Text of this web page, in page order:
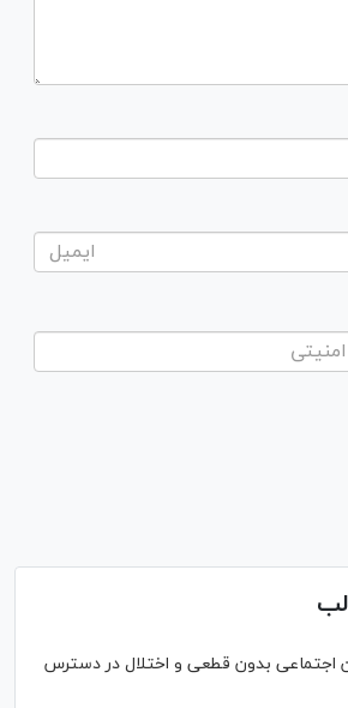
اجتماعی بدون قطعی و اختلال در دسترس